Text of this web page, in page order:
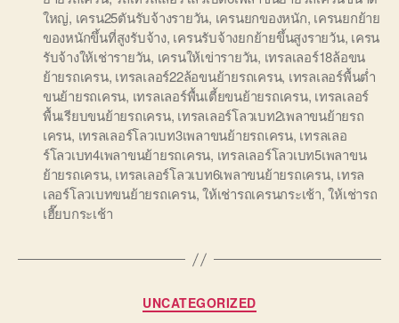
ใหญ่, เครน25ตันรับจ้างรายวัน, เครนยกของหนัก, เครนยกย้าย
ของหนักขึ้นที่สูงรับจ้าง, เครนรับจ้างยกย้ายขึ้นสูงรายวัน, เครน
รับจ้างให้เช่ารายวัน, เครนให้เข่ารายวัน, เทรลเลอร์18ล้อขน
ย้ายรถเครน, เทรลเลอร์22ล้อขนย้ายรถเครน, เทรลเลอร์พื้นต่ำ
ขนย้ายรถเครน, เทรลเลอร์พื้นเตี้ยขนย้ายรถเครน, เทรลเลอร์
พื้นเรียบขนย้ายรถเครน, เทรลเลอร์โลวเบท2เพลาขนย้ายรถ
เครน, เทรลเลอร์โลวเบท3เพลาขนย้ายรถเครน, เทรลเลอ
ร์โลวเบท4เพลาขนย้ายรถเครน, เทรลเลอร์โลวเบท5เพลาขน
ย้ายรถเครน, เทรลเลอร์โลวเบท6เพลาขนย้ายรถเครน, เทรล
เลอร์โลวเบทขนย้ายรถเครน,ให้เช่ารถเครนกระเช้า,ให้เช่ารถ
เฮี๊ยบกระเช้า
Categories
UNCATEGORIZED